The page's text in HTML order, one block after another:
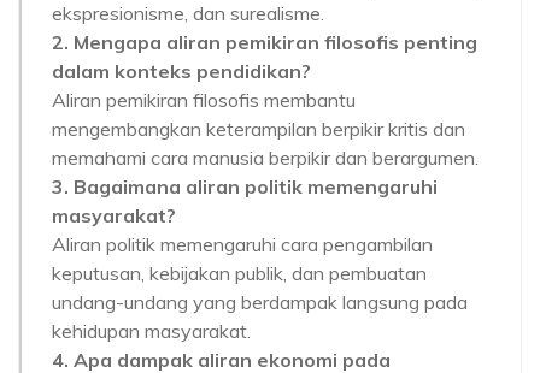
ekspresionisme, dan surealisme.
2. Mengapa aliran pemikiran filosofis penting
dalam konteks pendidikan?
Aliran pemikiran filosofis membantu
mengembangkan keterampilan berpikir kritis dan
memahami cara manusia berpikir dan berargumen.
3. Bagaimana aliran politik memengaruhi
masyarakat?
Aliran politik memengaruhi cara pengambilan
keputusan, kebijakan publik, dan pembuatan
undang-undang yang berdampak langsung pada
kehidupan masyarakat.
4. Apa dampak aliran ekonomi pada